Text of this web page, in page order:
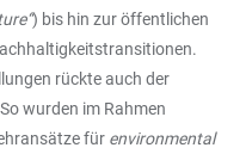
) bis hin zur öffentlichen
rückte auch der
wurden im Rahmen
für environmental